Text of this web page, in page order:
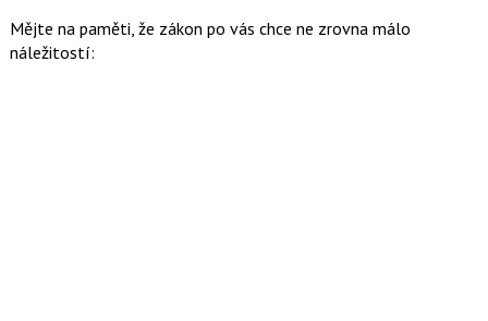
Mějte na paměti, že zákon po vás chce ne zrovna málo
náležitostí: